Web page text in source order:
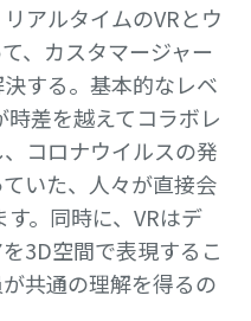
アルタイムのVRとウ
、カスタマージャー
する。基本的なレベ
差を越えてコラボレ
コロナウイルスの発
いた、人々が直接会
。同時に、VRはデ
3D空間で表現するこ
共通の理解を得るの